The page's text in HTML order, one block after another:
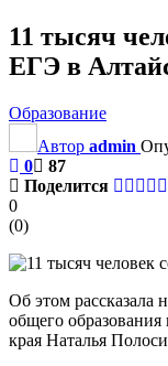
11 тысяч
ЕГЭ в
Образование
Автор admin
0
87
Поделится
0
(0)
Об этом рассказала
общего
края Наталья